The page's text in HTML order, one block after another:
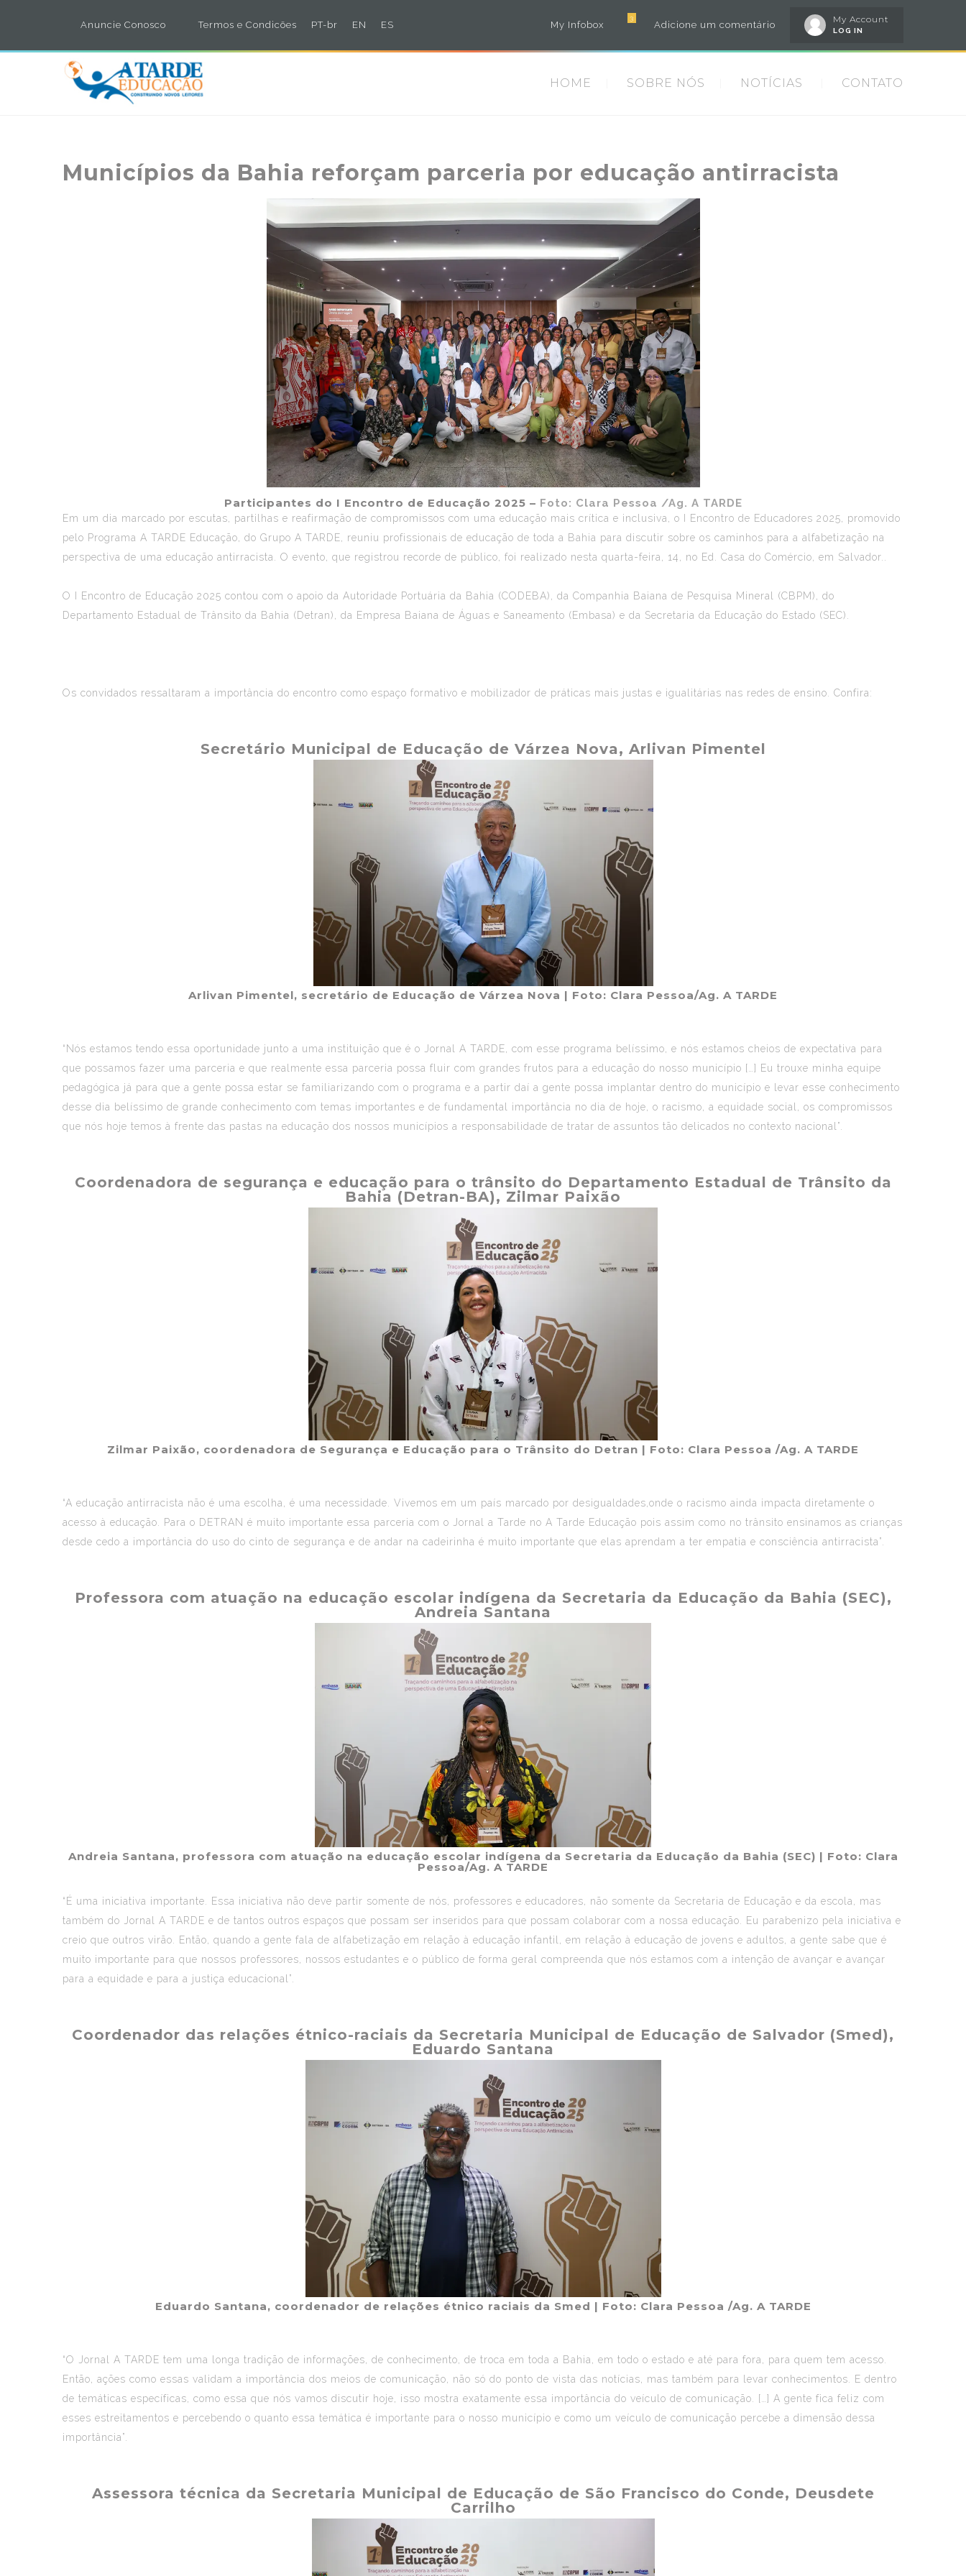
Anuncie Conosco Termos e Condicões PT-br EN ES
My Account
LOG IN
Adicione um comentário
3
My Infobox
HOME SOBRE NÓS NOTÍCIAS CONTATO
Municípios da Bahia reforçam parceria por educação antirracista
Participantes do I Encontro de Educação 2025 – Foto: Clara Pessoa /Ag. A TARDE
Em um dia marcado por escutas, partilhas e reafirmação de compromissos com uma educação mais crítica e inclusiva, o I Encontro de Educadores 2025 , promovido
pelo Programa A TARDE Educação , do Grupo A TARDE , reuniu profissionais de educação de toda a Bahia para discutir sobre os caminhos para a alfabetização na
perspectiva de uma educação antirracista. O evento, que registrou recorde de público, foi realizado nesta quarta-feira, 14, no Ed. Casa do Comércio, em Salvador..
O I Encontro de Educação 2025 contou com o apoio da Autoridade Portuária da Bahia (CODEBA), da Companhia Baiana de Pesquisa Mineral (CBPM), do
Departamento Estadual de Trânsito da Bahia (Detran), da Empresa Baiana de Águas e Saneamento (Embasa) e da Secretaria da Educação do Estado (SEC).
Os convidados ressaltaram a importância do encontro como espaço formativo e mobilizador de práticas mais justas e igualitárias nas redes de ensino. Confira:
Secretário Municipal de Educação de Várzea Nova, Arlivan Pimentel
Arlivan Pimentel, secretário de Educação de Várzea Nova | Foto: Clara Pessoa/Ag. A TARDE
“Nós estamos tendo essa oportunidade junto a uma instituição que é o Jornal A TARDE, com esse programa belíssimo, e nós estamos cheios de expectativa para
que possamos fazer uma parceria e que realmente essa parceria possa fluir com grandes frutos para a educação do nosso município […] Eu trouxe minha equipe
pedagógica já para que a gente possa estar se familiarizando com o programa e a partir daí a gente possa implantar dentro do município e levar esse conhecimento
desse dia belíssimo de grande conhecimento com temas importantes e de fundamental importância no dia de hoje, o racismo, a equidade social, os compromissos
que nós hoje temos à frente das pastas na educação dos nossos municípios a responsabilidade de tratar de assuntos tão delicados no contexto nacional”.
Coordenadora de segurança e educação para o trânsito do Departamento Estadual de Trânsito da
Bahia (Detran-BA), Zilmar Paixão
Zilmar Paixão, coordenadora de Segurança e Educação para o Trânsito do Detran | Foto: Clara Pessoa /Ag. A TARDE
“A educação antirracista não é uma escolha, é uma necessidade. Vivemos em um país marcado por desigualdades,onde o racismo ainda impacta diretamente o
acesso à educação. Para o DETRAN é muito importante essa parceria com o Jornal a Tarde no A Tarde Educação pois assim como no trânsito ensinamos as crianças
desde cedo a importância do uso do cinto de segurança e de andar na cadeirinha é muito importante que elas aprendam a ter empatia e consciência antirracista”.
Professora com atuação na educação escolar indígena da Secretaria da Educação da Bahia (SEC),
Andreia Santana
Andreia Santana, professora com atuação na educação escolar indígena da Secretaria da Educação da Bahia (SEC) | Foto: Clara
Pessoa/Ag. A TARDE
“É uma iniciativa importante. Essa iniciativa não deve partir somente de nós, professores e educadores, não somente da Secretaria de Educação e da escola, mas
também do Jornal A TARDE e de tantos outros espaços que possam ser inseridos para que possam colaborar com a nossa educação. Eu parabenizo pela iniciativa e
creio que outros virão. Então, quando a gente fala de alfabetização em relação à educação infantil, em relação à educação de jovens e adultos, a gente sabe que é
muito importante para que nossos professores, nossos estudantes e o público de forma geral compreenda que nós estamos com a intenção de avançar e avançar
para a equidade e para a justiça educacional”.
Coordenador das relações étnico-raciais da Secretaria Municipal de Educação de Salvador (Smed),
Eduardo Santana
Eduardo Santana, coordenador de relações étnico raciais da Smed | Foto: Clara Pessoa /Ag. A TARDE
“O Jornal A TARDE tem uma longa tradição de informações, de conhecimento, de troca em toda a Bahia, em todo o estado e até para fora, para quem tem acesso.
Então, ações como essas validam a importância dos meios de comunicação, não só do ponto de vista das notícias, mas também para levar conhecimentos. E dentro
de temáticas específicas, como essa que nós vamos discutir hoje, isso mostra exatamente essa importância do veículo de comunicação. […] A gente fica feliz com
esses estreitamentos e percebendo o quanto essa temática é importante para o nosso município e como um veículo de comunicação percebe a dimensão dessa
importância”.
Assessora técnica da Secretaria Municipal de Educação de São Francisco do Conde, Deusdete
Carrilho